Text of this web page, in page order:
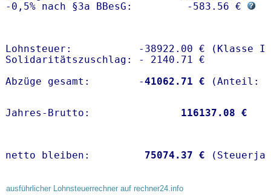
-0,5% nach §3a BBesG:         -583.56 €
Lohnsteuer:           -38922.00 € (Klasse I)
Solidaritätszuschlag: - 2140.71 €
Abzüge gesamt:        -41062.71 €
Jahres-Brutto: 116137.08 €
netto bleiben: 75074.37 €
ausführlicher Lohnsteuerrechner auf rechner24.info